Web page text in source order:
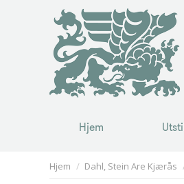
Hjem
You are here:
Hjem Dahl, Stein Are Kjærås
Hjem